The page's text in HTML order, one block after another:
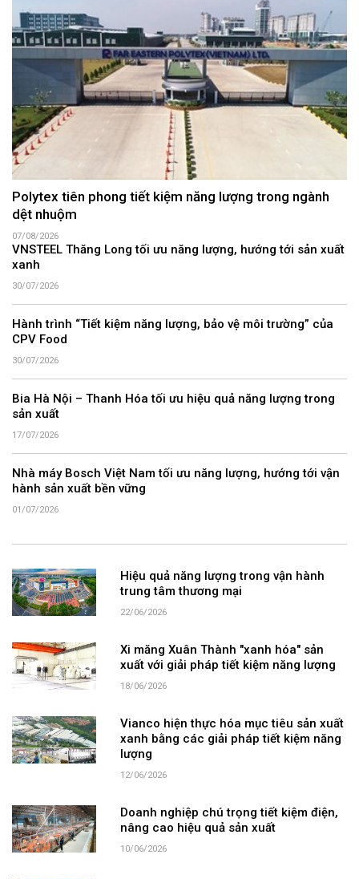
Polytex tiên phong tiết kiệm năng lượng trong ngành
dệt nhuộm
07/08/2026
VNSTEEL Thăng Long tối ưu năng lượng, hướng tới sản xuất
xanh
30/07/2026
Hành trình “Tiết kiệm năng lượng, bảo vệ môi trường” của
CPV Food
30/07/2026
Bia Hà Nội – Thanh Hóa tối ưu hiệu quả năng lượng trong
sản xuất
17/07/2026
Nhà máy Bosch Việt Nam tối ưu năng lượng, hướng tới vận
hành sản xuất bền vững
01/07/2026
Hiệu quả năng lượng trong vận hành
trung tâm thương mại
22/06/2026
Xi măng Xuân Thành "xanh hóa" sản
xuất với giải pháp tiết kiệm năng lượng
18/06/2026
Vianco hiện thực hóa mục tiêu sản xuất
xanh bằng các giải pháp tiết kiệm năng
lượng
12/06/2026
Doanh nghiệp chú trọng tiết kiệm điện,
nâng cao hiệu quả sản xuất
10/06/2026